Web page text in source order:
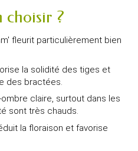
choisir ?
fleurit particulièrement bien
la solidité des tiges et
des bractées.
claire, surtout dans les
sont très chauds.
la floraison et favorise